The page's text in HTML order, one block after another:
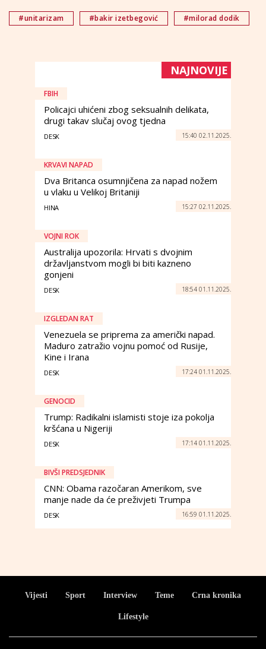
#unitarizam #bakir izetbegović #milorad dodik
NAJNOVIJE
FBIH
Policajci uhićeni zbog seksualnih delikata,
drugi takav slučaj ovog tjedna
DESK 15:40 02.11.2025.
KRVAVI NAPAD
Dva Britanca osumnjičena za napad nožem
u vlaku u Velikoj Britaniji
HINA 15:27 02.11.2025.
VOJNI ROK
Australija upozorila: Hrvati s dvojnim
državljanstvom mogli bi biti kazneno
gonjeni
DESK 18:54 01.11.2025.
IZGLEDAN RAT
Venezuela se priprema za američki napad.
Maduro zatražio vojnu pomoć od Rusije,
Kine i Irana
DESK 17:24 01.11.2025.
GENOCID
Trump: Radikalni islamisti stoje iza pokolja
kršćana u Nigeriji
DESK 17:14 01.11.2025.
BIVŠI PREDSJEDNIK
CNN: Obama razočaran Amerikom, sve
manje nade da će preživjeti Trumpa
DESK 16:59 01.11.2025.
Vijesti Sport Interview Teme Crna kronika
Lifestyle